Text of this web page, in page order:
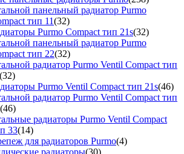
панельный радиатор Purmo
тип 11(32)
Purmo Compact тип 21s(32)
панельный радиатор Purmo
тип 22(32)
радиатор Purmo Ventil Compact тип
(32)
Purmo Ventil Compact тип 21s(46)
радиатор Purmo Ventil Compact тип
(46)
радиаторы Purmo Ventil Compact
33(14)
для радиаторов Purmo(4)
радиаторы(30)